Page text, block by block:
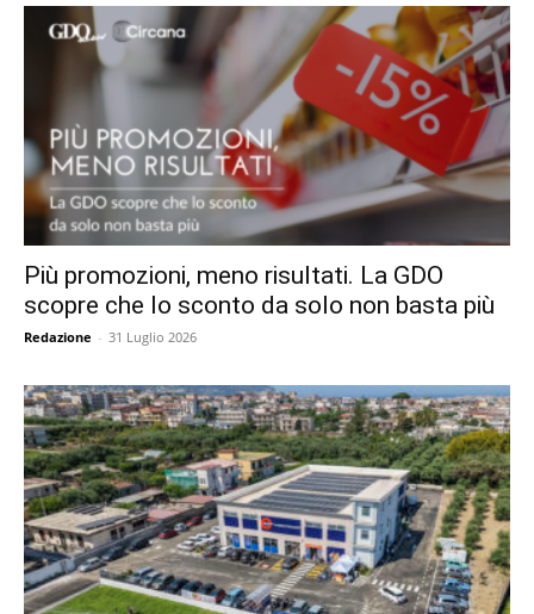
Più promozioni, meno risultati. La GDO
scopre che lo sconto da solo non basta più
Redazione - 31 Luglio 2026